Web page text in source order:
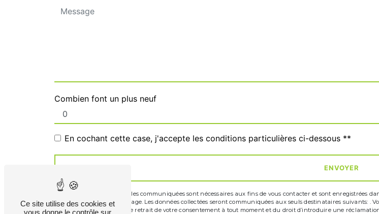
Combien font un plus neuf
En cochant cette case, j'accepte les conditions particulières ci-dessous **
ENVOYER
** Les données personnelles communiquées sont nécessaires aux fins de vous contacter et sont enregistrées
de répondre à votre message. Les données collectées seront communiquées aux seuls destinataires suivants: .
limitation, d’opposition, de retrait de votre consentement à tout moment et du droit d’introduire une
Ce site utilise des cookies et
vous donne le contrôle sur